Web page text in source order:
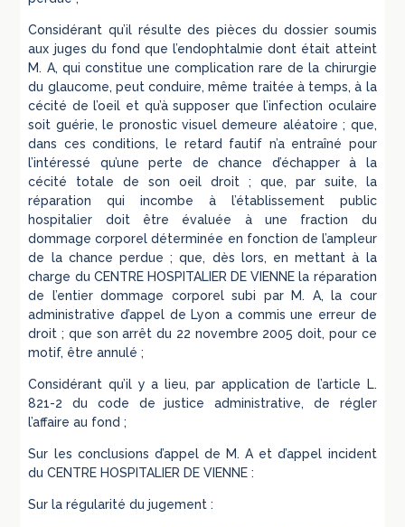
Considérant qu’il résulte des pièces du dossier soumis
aux juges du fond que l’endophtalmie dont était atteint
M. A, qui constitue une complication rare de la chirurgie
du glaucome, peut conduire, même traitée à temps, à la
cécité de l’oeil et qu’à supposer que l’infection oculaire
soit guérie, le pronostic visuel demeure aléatoire ; que,
dans ces conditions, le retard fautif n’a entraîné pour
l’intéressé qu’une perte de chance d’échapper à la
cécité totale de son oeil droit ; que, par suite, la
réparation qui incombe à l’établissement public
hospitalier doit être évaluée à une fraction du
dommage corporel déterminée en fonction de l’ampleur
de la chance perdue ; que, dès lors, en mettant à la
charge du CENTRE HOSPITALIER DE VIENNE la réparation
de l’entier dommage corporel subi par M. A, la cour
administrative d’appel de Lyon a commis une erreur de
droit ; que son arrêt du 22 novembre 2005 doit, pour ce
motif, être annulé ;
Considérant qu’il y a lieu, par application de l’article L.
821-2 du code de justice administrative, de régler
l’affaire au fond ;
Sur les conclusions d’appel de M. A et d’appel incident
du CENTRE HOSPITALIER DE VIENNE :
Sur la régularité du jugement :